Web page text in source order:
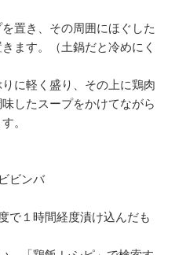
置き、その周囲にほぐした
ます。（土鍋だと冷めにく
に軽く盛り、その上に鶏肉
したスープをかけてながら
。
ビンバ
で１時間経度漬け込んだも